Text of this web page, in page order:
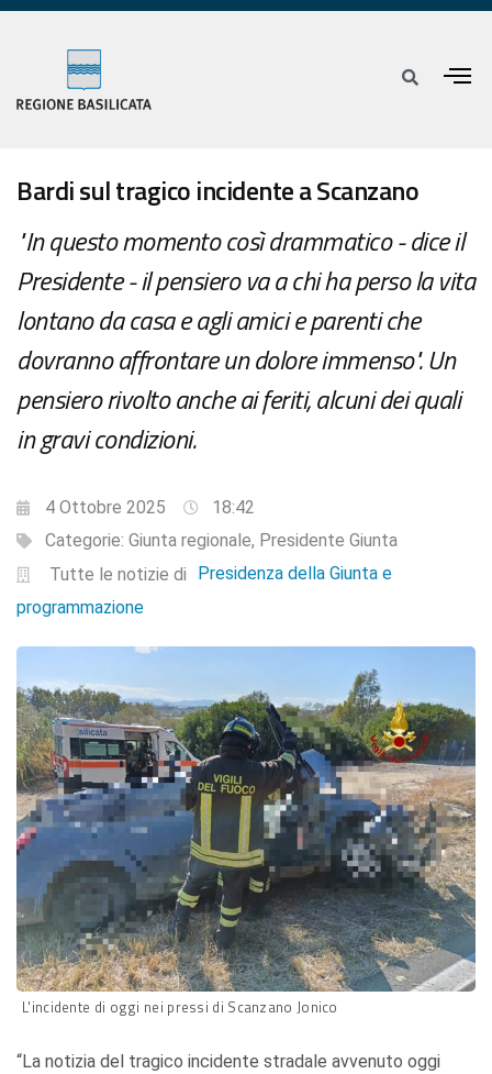
Bardi sul tragico incidente a Scanzano
"In questo momento così drammatico - dice il
Presidente - il pensiero va a chi ha perso la vita
lontano da casa e agli amici e parenti che
dovranno affrontare un dolore immenso". Un
pensiero rivolto anche ai feriti, alcuni dei quali
in gravi condizioni.
4 Ottobre 2025
18:42
Categorie: Giunta regionale, Presidente Giunta
Tutte le notizie di
Presidenza della Giunta e
programmazione
L'incidente di oggi nei pressi di Scanzano Jonico
“La notizia del tragico incidente stradale avvenuto oggi